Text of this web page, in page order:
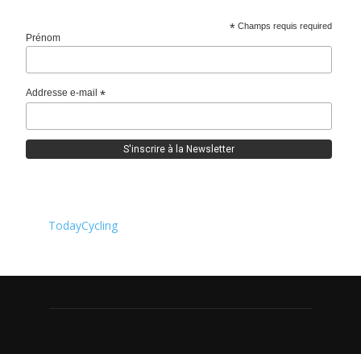
* Champs requis required
Prénom
Addresse e-mail*
TodayCycling